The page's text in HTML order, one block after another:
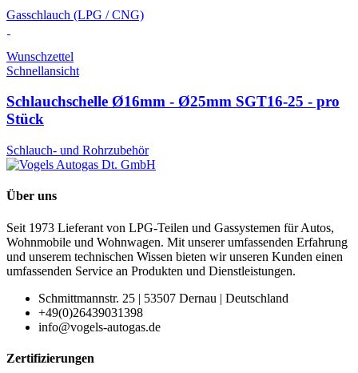
Gasschlauch (LPG / CNG)
Wunschzettel
Schnellansicht
Schlauchschelle Ø16mm - Ø25mm SGT16-25 - pro
Stück
Schlauch- und Rohrzubehör
Über uns
Seit 1973 Lieferant von LPG-Teilen und Gassystemen für Autos,
Wohnmobile und Wohnwagen. Mit unserer umfassenden Erfahrung
und unserem technischen Wissen bieten wir unseren Kunden einen
umfassenden Service an Produkten und Dienstleistungen.
Schmittmannstr. 25 | 53507 Dernau | Deutschland
+49(0)26439031398
info@vogels-autogas.de
Zertifizierungen